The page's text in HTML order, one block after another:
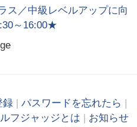
ス／中級レベルアップに向
～16:00★
録 パスワードを忘れたら
フジャッジとは お知らせ